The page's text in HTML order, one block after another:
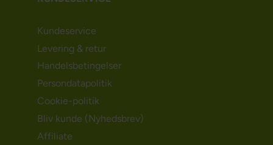
Kundeservice
Levering & retur
Handelsbetingelser
Persondatapolitik
Cookie-politik
Bliv kunde (Nyhedsbrev)
Affiliate